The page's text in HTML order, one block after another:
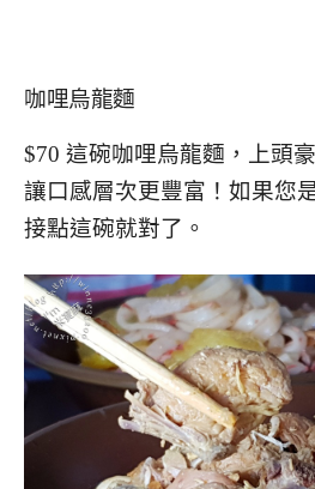
咖哩烏龍麵
$70 這碗咖哩烏龍麵，上頭
讓口感層次更豐富！如果您
接點這碗就對了。